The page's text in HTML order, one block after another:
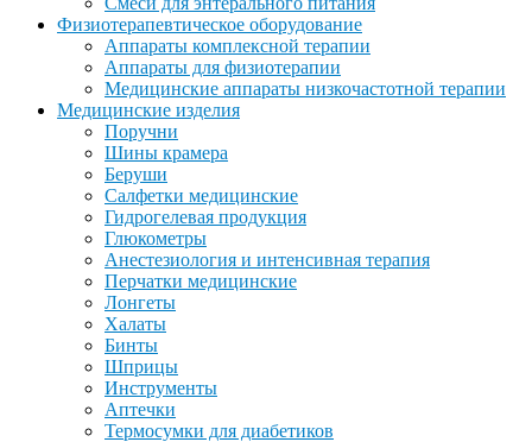
Физиотерапевтическое оборудование
Аппараты комплексной терапии
Аппараты для физиотерапии
Медицинские аппараты низкочастотной терапии
Медицинские изделия
Поручни
Шины крамера
Беруши
Салфетки медицинские
Гидрогелевая продукция
Глюкометры
Анестезиология и интенсивная терапия
Перчатки медицинские
Лонгеты
Халаты
Бинты
Шприцы
Инструменты
Аптечки
Термосумки для диабетиков